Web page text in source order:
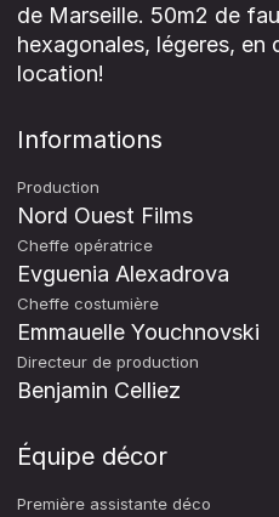
de Marseille. 50m2 de
hexagonales, légeres, en
location!
Informations
Production
Nord Ouest Films
Cheffe opératrice
Evguenia Alexadrova
Cheffe costumière
Emmauelle Youchnovski
Directeur de production
Benjamin Celliez
Équipe décor
Première assistante déco